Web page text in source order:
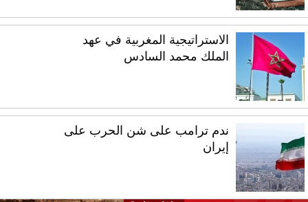
الاستراتيجية المغربية في عهد
الملك محمد السادس
ندم ترامب على شن الحرب على
إيران